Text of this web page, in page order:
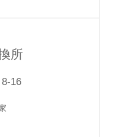
所
16